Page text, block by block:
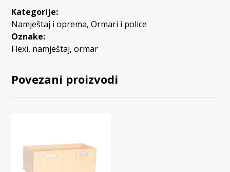
Kategorije:
Namještaj i oprema,Ormari i police
Oznake:
Flexi, namještaj,ormar
Povezani proizvodi